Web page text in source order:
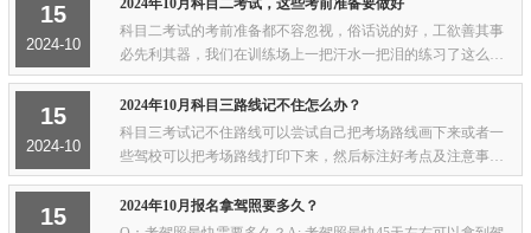
15
2024-10
2024年10月科目二考试，这些考前准备要做好
科目二考试的考前准备都不容忽视，俗话说的好，工欲善其事
必先利其器，我们在训练场上一把汗水一把泪的练习了这么久
这么好，怎么可以被自己的考前准备工作给拖了后腿呢。做好
考前准备，不仅有利于接下来发挥，还能帮...
15
2024-10
2024年10月科目三路线记不住怎么办？
科目三考试记不住路线可以尝试自己把考场路线画下来或者一
些驾校可以把考场路线打印下来，然后标注好考点及注意事
项；还有一些方法就是学员自己走一遍考场路线然后录个视频
记录下来。科目三记不住路线小技巧有的学员...
15
2024年10月报名拿驾照要多久？